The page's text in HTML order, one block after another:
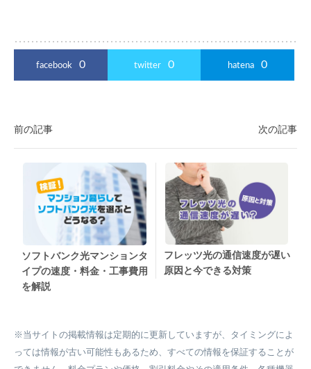
facebook 0 twitter 0 hatena 0
前の記事 次の記事
ソフトバンク光マンションタ
イプの速度・料金・工事費用
を解説
フレッツ光の通信速度が遅い
原因と今できる対策
※当サイトの掲載情報は定期的に更新していますが、タイミングによ
っては情報が古い可能性もあるため、すべての情報を保証することが